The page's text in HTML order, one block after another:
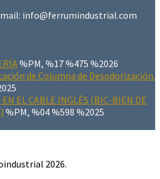
info@ferrumindustrial.com
%PM, %17 %475 %2026
de Columna de Desodorización.
EL CABLE INGLÉS (BIC-BIEN DE
%PM, %04 %598 %2025
2026.